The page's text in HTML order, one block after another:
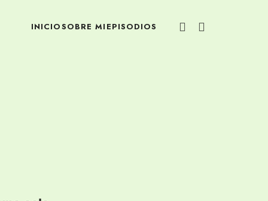
INICIOSOBRE MI EPISODIOS